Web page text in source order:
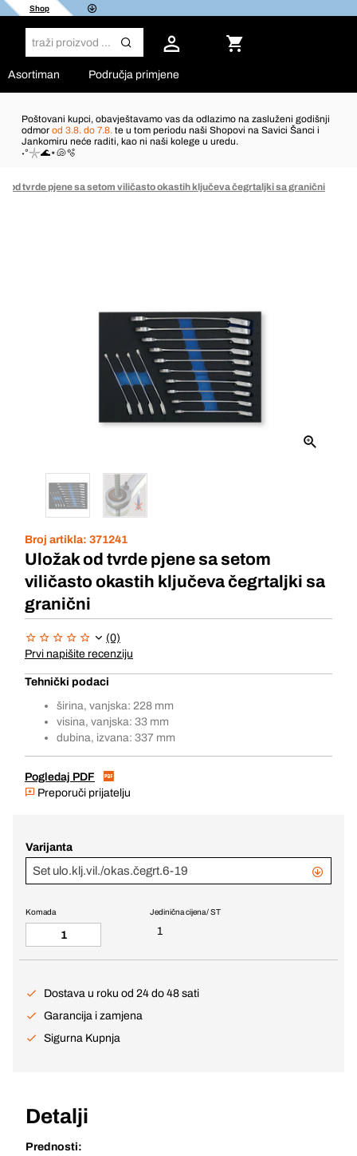
Shop
Asortiman Područja primjene
Poštovani kupci, obavještavamo vas da odlazimo na zasluženi godišnji
odmor od 3.8. do 7.8. te u tom periodu naši Shopovi na Savici Šanci i
Jankomiru neće raditi, kao ni naši kolege u uredu.
˖°𓇼🌊⋆🐚🫧
od tvrde pjene sa setom viličasto okastih ključeva čegrtaljki sa granični
Broj artikla: 371241
Uložak od tvrde pjene sa setom
viličasto okastih ključeva čegrtaljki sa
granični
(0)
Prvi napišite recenziju
Tehnički podaci
širina, vanjska: 228 mm
visina, vanjska: 33 mm
dubina, izvana: 337 mm
Pogledaj PDF
Preporuči prijatelju
Varijanta
Set ulo.klj.vil./okas.čegrt.6-19
Jedinična cijena / ST
1
Komada
Dostava u roku od 24 do 48 sati
Garancija i zamjena
Sigurna Kupnja
Detalji
Prednosti: